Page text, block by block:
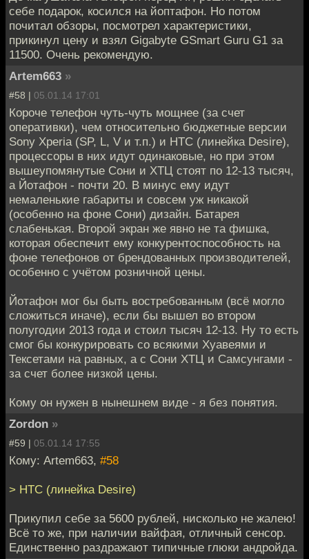
себе подарок, косился на йоптафон. Но потом
почитал обзоры, посмотрел характеристики,
прикинул цену и взял Gigabyte GSmart Guru G1 за
11500. Очень рекомендую.
Artem663 »
#58 | 05.01.14 17:01
Короче телефон чуть-чуть мощнее (за счет
оперативки), чем относительно бюджетные версии
Sony Xperia (SP, L, V и т.п.) и HTC (линейка Desire),
процессоры в них идут одинаковые, но при этом
вышеупомянутые Сони и ХТЦ стоят по 12-13 тысяч,
а Йотафон - почти 20. В минус ему идут
немаленькие габариты и совсем уж никакой
(особенно на фоне Сони) дизайн. Батарея
слабенькая. Второй экран же явно не та фишка,
которая обеспечит ему конкурентоспособность на
фоне телефонов от брендованных производителей,
особенно с учётом розничной цены.
Йотафон мог бы быть востребованным (всё могло
сложиться иначе), если бы вышел во втором
полугодии 2013 года и стоил тысяч 12-13. Ну то есть
смог бы конкурировать со всякими Хуавеями и
Тексетами на равных, а с Сони ХТЦ и Самсунгами -
за счет более низкой цены.
Кому он нужен в нынешнем виде - я без понятия.
Zordon »
#59 | 05.01.14 17:55
Кому: Artem663, #58
> HTC (линейка Desire)
Прикупил себе за 5600 рублей, нисколько не жалею!
Всё то же, при наличии вайфая, отличный сенсор.
Единственно раздражают типичные глюки андройда.